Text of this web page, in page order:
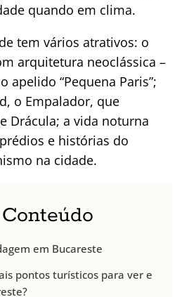
quando em clima.
tem vários atrativos: o
arquitetura neoclássica –
apelido “Pequena Paris”;
o Empalador, que
Drácula; a vida noturna
e histórias do
na cidade.
em Bucareste
pontos turísticos para ver e